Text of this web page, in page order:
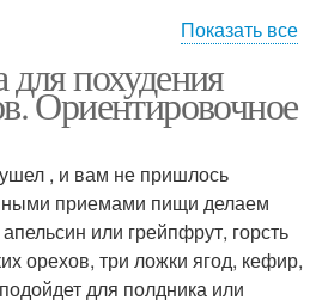
Плоские мужчины
Упражнение для
похудения
Показать все
для похудения
Ориентировочное
, и вам не пришлось
приемами пищи делаем
или грейпфрут, горсть
орехов, три ложки ягод, кефир,
для полдника или